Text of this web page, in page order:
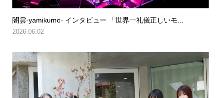
闇雲-yamikumo- インタビュー 「世界一礼儀正しいモ...
2026.06.02